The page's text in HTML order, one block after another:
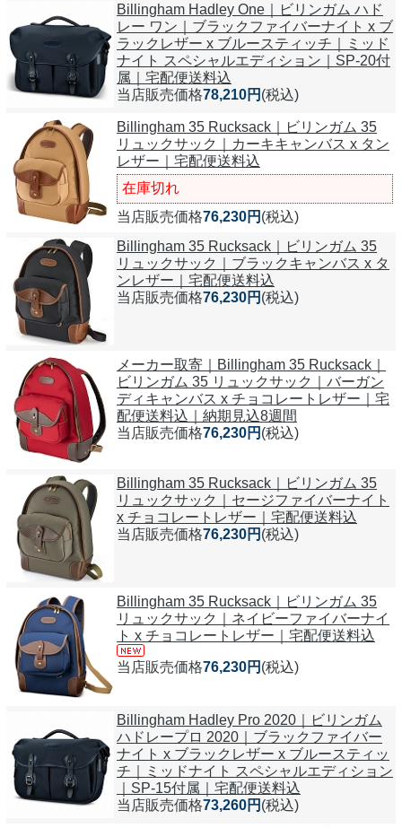
Billingham Hadley One｜ビリンガム ハド
レー ワン｜ブラックファイバーナイト x ブ
ラックレザー x ブルースティッチ｜ミッド
ナイト スペシャルエディション｜SP-20付
属｜宅配便送料込
当店販売価格78,210円 (税込)
Billingham 35 Rucksack｜ビリンガム 35
リュックサック｜カーキキャンバス x タン
レザー｜宅配便送料込
在庫切れ
当店販売価格76,230円 (税込)
Billingham 35 Rucksack｜ビリンガム 35
リュックサック｜ブラックキャンバス x タ
ンレザー｜宅配便送料込
当店販売価格76,230円 (税込)
メーカー取寄｜Billingham 35 Rucksack｜
ビリンガム 35 リュックサック｜バーガン
ディキャンバス x チョコレートレザー｜宅
配便送料込｜納期見込8週間
当店販売価格76,230円 (税込)
Billingham 35 Rucksack｜ビリンガム 35
リュックサック｜セージファイバーナイト
x チョコレートレザー｜宅配便送料込
当店販売価格76,230円 (税込)
Billingham 35 Rucksack｜ビリンガム 35
リュックサック｜ネイビーファイバーナイ
ト x チョコレートレザー｜宅配便送料込
当店販売価格76,230円 (税込)
Billingham Hadley Pro 2020｜ビリンガム
ハドレープロ 2020｜ブラックファイバー
ナイト x ブラックレザー x ブルースティッ
チ｜ミッドナイト スペシャルエディション
｜SP-15付属｜宅配便送料込
当店販売価格73,260円 (税込)